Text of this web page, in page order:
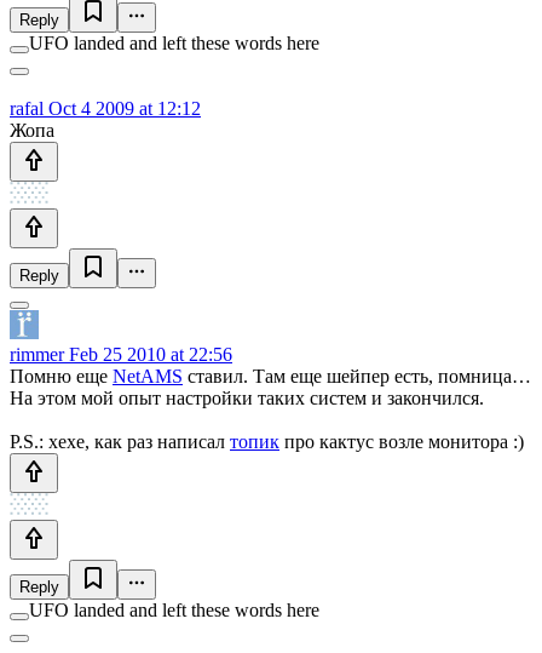
Reply
UFO landed and left these words here
rafal Oct 4 2009 at 12:12
Жопа
Reply
rimmerFeb 25 2010 at 22:56
Помню еще NetAMS ставил. Там еще шейпер есть, помница…
На этом мой опыт настройки таких систем и закончился.
P.S.: хехе, как раз написал топик про кактус возле монитора :)
Reply
UFO landed and left these words here